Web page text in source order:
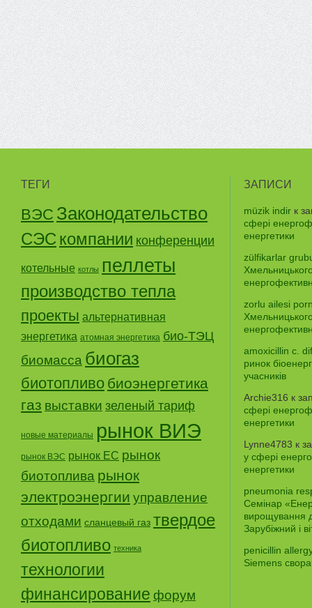
ТЕГИ
ВЭС Законодательство
СЭС компании конференции
котельные котлы пеллеты
производство тепла
проекты альтернативная
энергетика атомная энергетика био-ТЭЦ
биомасса биогаз
биотопливо биоэнергетика
газ выставки зеленый тариф
новые материалы рынок ВИЭ
рынок ВЭС рынок ЕС рынок
биотоплива рынок
электроэнергии управление
отходами сланцевый газ твердое
биотопливо техника
технологии
финансирование форум
ЗАПИСИ
müzik indir к
сфері
енергетики
zülfikarlar
zorlu ailesi
amoxicillin c.
ринок
учасників
Archie316 к
сфері
енергетики
Lynne4783 к
у сфері
енергетики
pneumonia
Семінар
вирощування
Зарубіжний і
penicillin
Siemens